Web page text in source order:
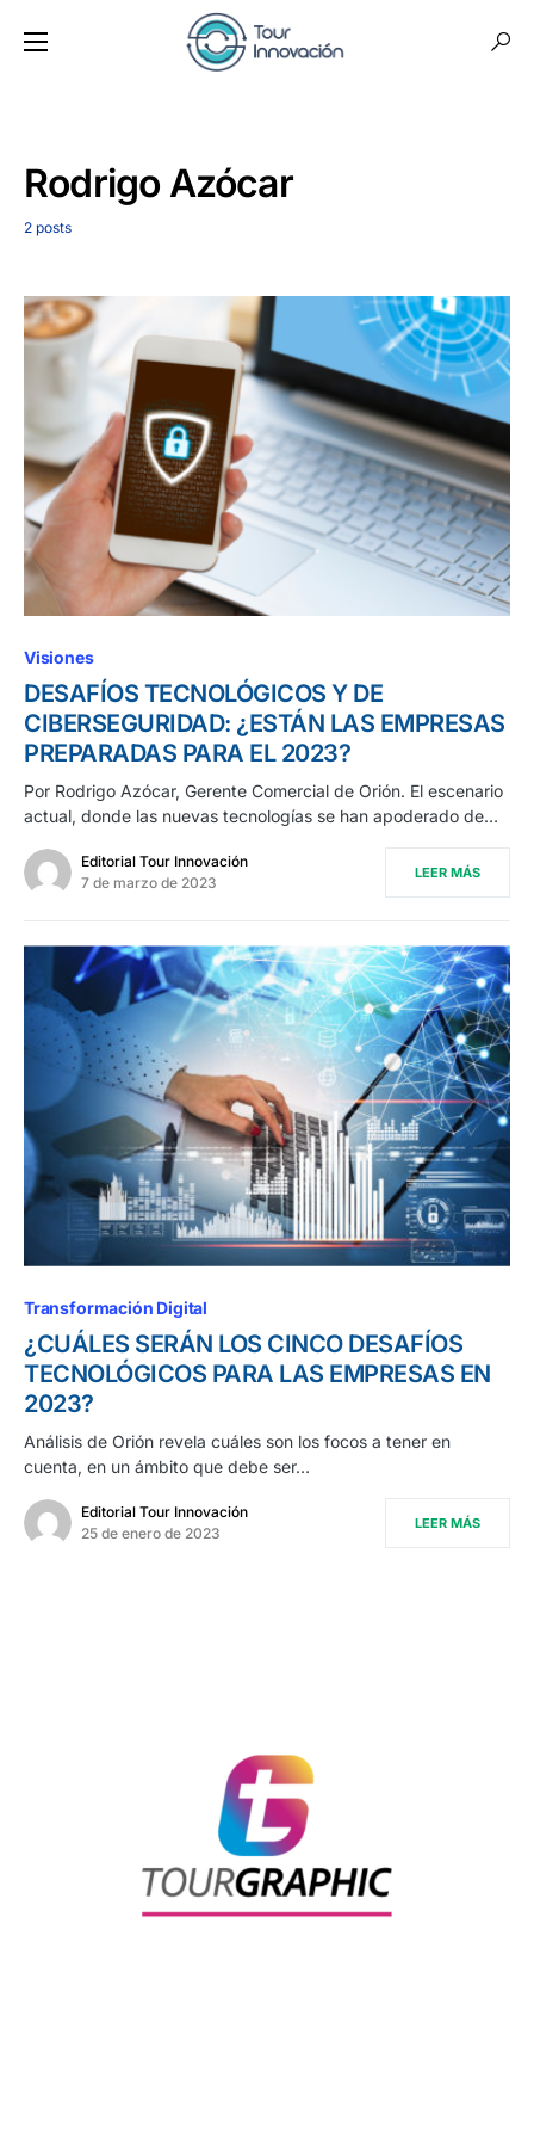
Rodrigo Azócar
2 posts
Visiones
DESAFÍOS TECNOLÓGICOS Y DE
CIBERSEGURIDAD: ¿ESTÁN LAS EMPRESAS
PREPARADAS PARA EL 2023?
Por Rodrigo Azócar, Gerente Comercial de Orión. El escenario
actual, donde las nuevas tecnologías se han apoderado de…
Editorial Tour Innovación
7 de marzo de 2023
LEER MÁS
Transformación Digital
¿CUÁLES SERÁN LOS CINCO DESAFÍOS
TECNOLÓGICOS PARA LAS EMPRESAS EN
2023?
Análisis de Orión revela cuáles son los focos a tener en
cuenta, en un ámbito que debe ser…
Editorial Tour Innovación
25 de enero de 2023
LEER MÁS